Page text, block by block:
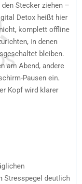
Stecker ziehen –
Detox heißt hier
komplett offline
in denen
bleiben.
am Abend, andere
Pausen ein.
Kopf wird klarer
Stresspegel deutlich